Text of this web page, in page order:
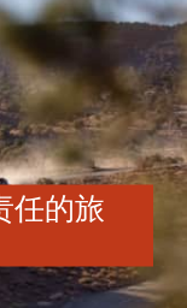
任的旅